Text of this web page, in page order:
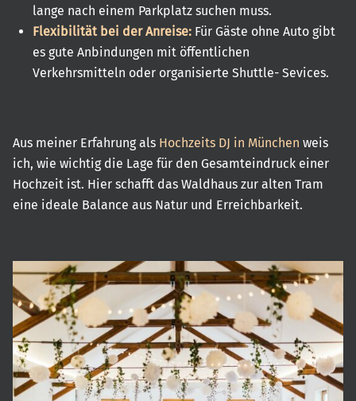
lange nach einem Parkplatz suchen muss.
Flexibilität bei der Anreise: Für Gäste ohne Auto gibt
es gute Anbindungen mit öffentlichen
Verkehrsmitteln oder organisierte Shuttle- Sevices.
Aus meiner Erfahrung als Hochzeits DJ in München weis
ich, wie wichtig die Lage für den Gesamteindruck einer
Hochzeit ist. Hier schafft das Waldhaus zur alten Tram
eine ideale Balance aus Natur und Erreichbarkeit.